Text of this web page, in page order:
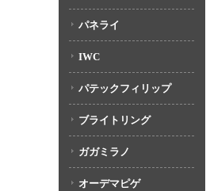
パネライ
IWC
パテックフィリップ
ブライトリング
ガガミラノ
オーデマピゲ